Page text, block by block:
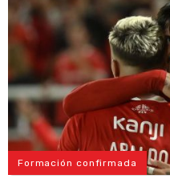
Formación confirmada